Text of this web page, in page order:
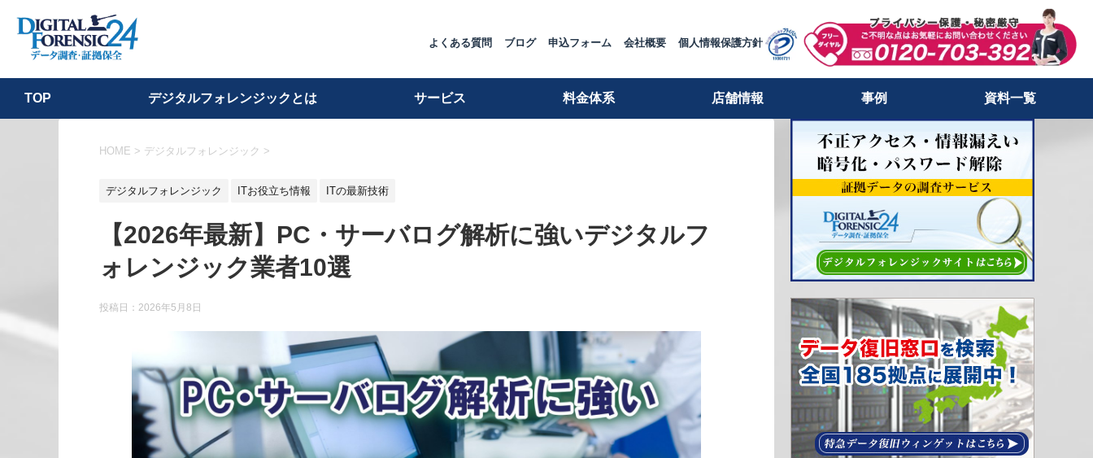
よくある質問 ブログ 申込フォーム 会社概要 個人情報保護方針
TOP デジタルフォレンジックとは サービス 料金体系 店舗情報 事例 資料一覧
HOME > デジタルフォレンジック >
デジタルフォレンジック ITお役立ち情報 ITの最新技術
【2026年最新】PC・サーバログ解析に強いデジタルフ
ォレンジック業者10選
投稿日： 2026年5月8日